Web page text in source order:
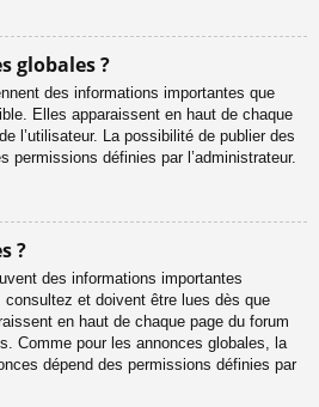
globales ?
des informations importantes que
Elles apparaissent en haut de chaque
l’utilisateur. La possibilité de publier des
permissions définies par l’administrateur.
?
des informations importantes
et doivent être lues dès que
en haut de chaque page du forum
Comme pour les annonces globales, la
dépend des permissions définies par